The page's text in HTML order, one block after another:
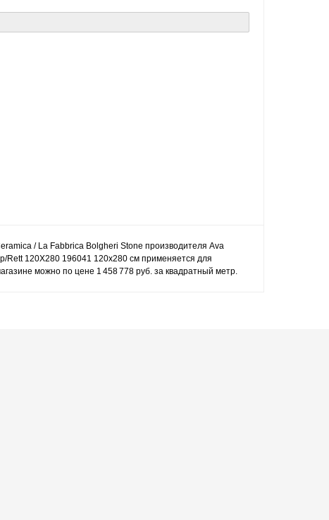
/ La Fabbrica Bolgheri Stone производителя Ava
Rett 120Х280 196041 120x280 см применяется для
можно по цене 1 458 778 руб. за квадратный метр.